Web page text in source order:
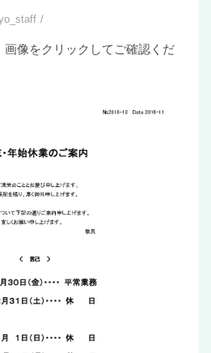
像をクリックしてご確認くだ